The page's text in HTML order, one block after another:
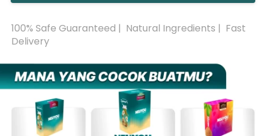
100% Safe Guaranteed |  Natural Ingredients |  Fast
Delivery